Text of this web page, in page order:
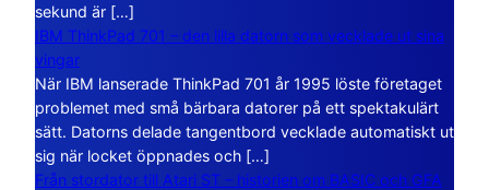
sekund är […]
IBM ThinkPad 701 – den lilla datorn som vecklade ut sina
vingar
När IBM lanserade ThinkPad 701 år 1995 löste företaget
problemet med små bärbara datorer på ett spektakulärt
sätt. Datorns delade tangentbord vecklade automatiskt ut
sig när locket öppnades och […]
Från stordator till Atari ST – historien om BASIC och GFA